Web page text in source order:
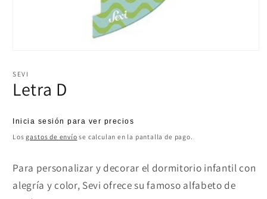
multimedia
una
modal
SEVI
Letra D
Precio
habitual
Inicia sesión para ver precios
Losgastos de envío se calculan en la pantalla de pago.
Para personalizar y decorar el dormitorio infantil con
alegría y color, Sevi ofrece su famoso alfabeto de